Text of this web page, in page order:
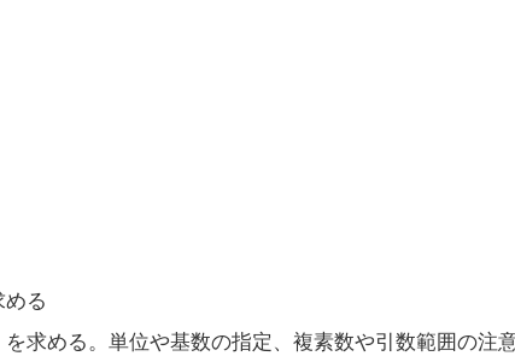
める
求める。単位や基数の指定、複素数や引数範囲の注